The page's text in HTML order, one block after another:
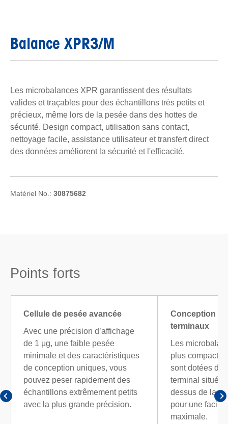
Balance XPR3/M
Les microbalances XPR garantissent des résultats
valides et traçables pour des échantillons très petits et
précieux, même lors de la pesée dans des hottes de
sécurité. Design compact, utilisation sans contact,
nettoyage facile, assistance utilisateur et transfert direct
des données améliorent la sécurité et l'efficacité.
Matériel No.: 30875682
Points forts
Cellule de pesée avancée
Avec une précision d’affichage
de 1 μg, une faible pesée
minimale et des caractéristiques
de conception uniques, vous
pouvez peser rapidement des
échantillons extrêmement petits
avec la plus grande précision.
Conception
terminaux
Les
plus
sont dotées
terminal situé
dessus de la
pour une
maximale.